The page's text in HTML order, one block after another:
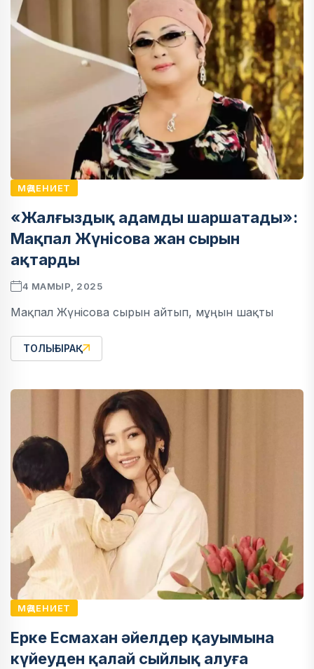
МӘДЕНИЕТ
«Жалғыздық адамды шаршатады»:
Мақпал Жүнісова жан сырын
ақтарды
4 МАМЫР, 2025
Мақпал Жүнісова сырын айтып, мұңын шақты
ТОЛЫҒЫРАҚ
МӘДЕНИЕТ
Ерке Есмахан әйелдер қауымына
күйеуден қалай сыйлық алуға